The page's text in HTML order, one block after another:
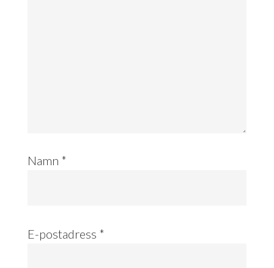
Namn *
E-postadress *